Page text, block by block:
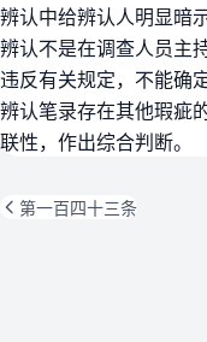
辨认中给辨认人明显暗
辨认不是在调查人员主
违反有关规定，不能确
辨认笔录存在其他瑕疵
联性，作出综合判断。
第一百四十三条